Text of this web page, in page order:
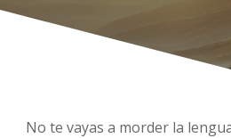
No te vayas a morder la